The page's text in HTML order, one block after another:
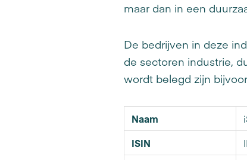
maar dan in een
De bedrijven in deze
de sectoren industrie,
wordt belegd zijn
Naam
ISIN